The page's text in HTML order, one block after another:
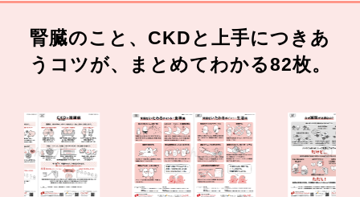
腎臓のこと、CKDと上手につきあ
うコツが、まとめてわかる82枚。